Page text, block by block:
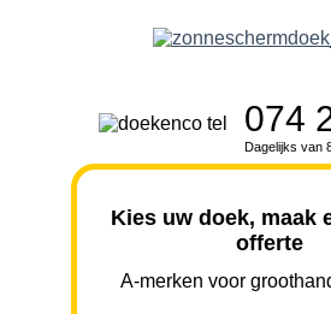
074
Dagelijks van
Kies uw doek, maak
offerte
A-merken voor